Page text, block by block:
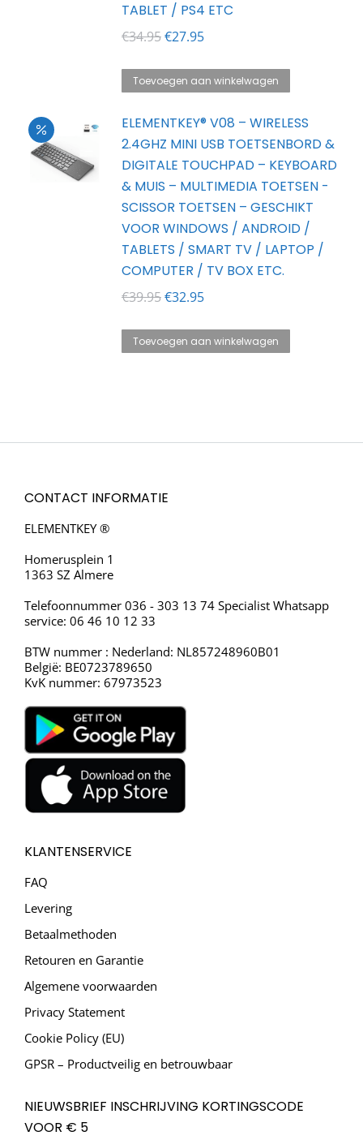
TABLET / PS4 ETC
€34.95Oorspronkelijke
was:
€27.95Huidige
is:
Toevoegen aan winkelwagen
ELEMENTKEY® V08 – WIRELESS
2.4GHZ MINI USB TOETSENBORD &
DIGITALE TOUCHPAD – KEYBOARD
& MUIS – MULTIMEDIA TOETSEN -
SCISSOR TOETSEN – GESCHIKT
VOOR WINDOWS / ANDROID /
TABLETS / SMART TV / LAPTOP /
COMPUTER / TV BOX ETC.
€39.95Oorspronkelijke
was:
€32.95Huidige
is:
Toevoegen aan winkelwagen
CONTACT INFORMATIE
ELEMENTKEY ®
Homerusplein 1
1363 SZ Almere
Telefoonnummer 036 - 303 13 74 Specialist Whatsapp
service: 06 46 10 12 33
BTW nummer : Nederland: NL857248960B01
België: BE0723789650
KvK nummer: 67973523
KLANTENSERVICE
FAQ
Levering
Betaalmethoden
Retouren en Garantie
Algemene voorwaarden
Privacy Statement
Cookie Policy (EU)
GPSR – Productveilig en betrouwbaar
NIEUWSBRIEF INSCHRIJVING KORTINGSCODE
VOOR € 5